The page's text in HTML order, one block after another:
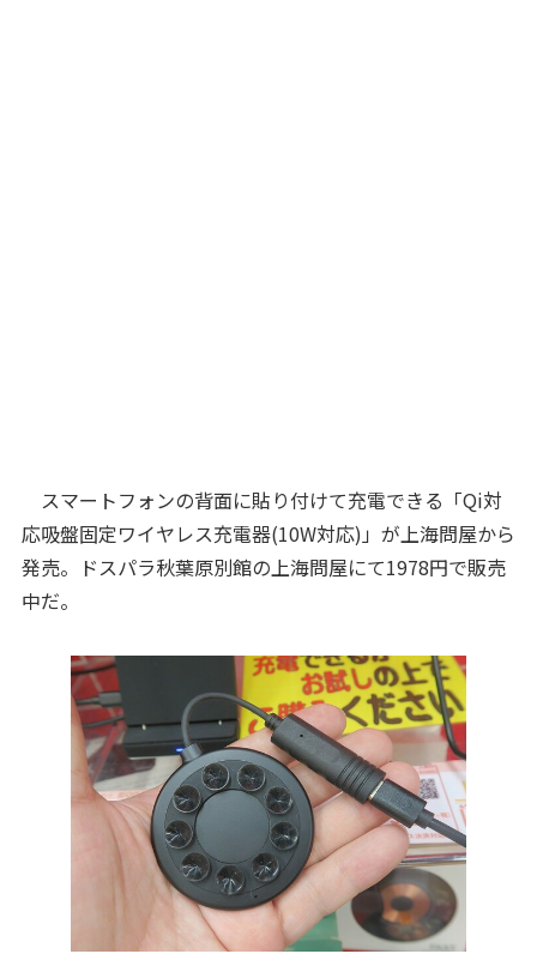
スマートフォンの背面に貼り付けて充電できる「Qi対
応吸盤固定ワイヤレス充電器(10W対応)」が上海問屋から
発売。ドスパラ秋葉原別館の上海問屋にて1978円で販売
中だ。